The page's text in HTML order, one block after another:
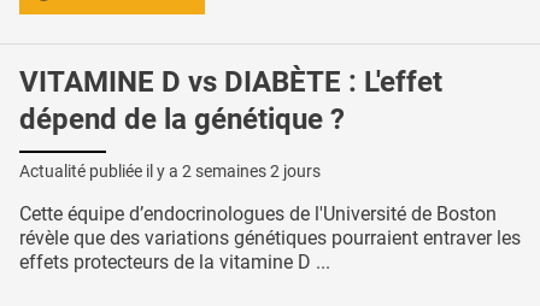
VITAMINE D vs DIABÈTE : L'effet
dépend de la génétique ?
Actualité publiée il y a 2 semaines 2 jours
Cette équipe d’endocrinologues de l'Université de Boston
révèle que des variations génétiques pourraient entraver les
effets protecteurs de la vitamine D ...